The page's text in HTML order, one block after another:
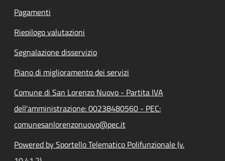
Pagamenti
Riepilogo valutazioni
Segnalazione disservizio
Piano di miglioramento dei servizi
Comune di San Lorenzo Nuovo - Partita IVA
dell'amministrazione: 00238480560 - PEC:
comunesanlorenzonuovo@pec.it
Powered by Sportello Telematico Polifunzionale (v.